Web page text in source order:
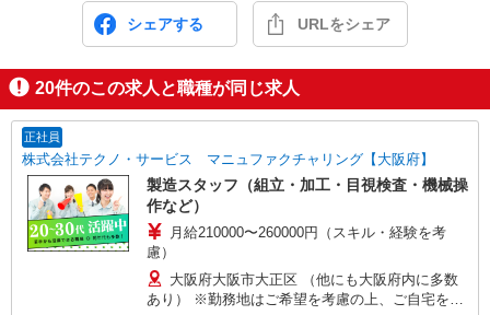
シェアする URLをシェア
20件のこの求人と職種が同じ求人
正社員
株式会社テクノ・サービス マニュファクチャリング【大阪府】
製造スタッフ（組立・加工・目視検査・機械操
作など）
月給210000〜260000円（スキル・経験を考
慮）
大阪府大阪市大正区 （他にも大阪府内に多数
あり） ※勤務地はご希望を考慮の上、ご自宅を中